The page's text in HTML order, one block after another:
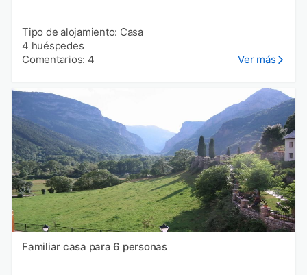
Tipo de alojamiento: Casa
4 huéspedes
Comentarios: 4
Ver más
Familiar casa para 6 personas